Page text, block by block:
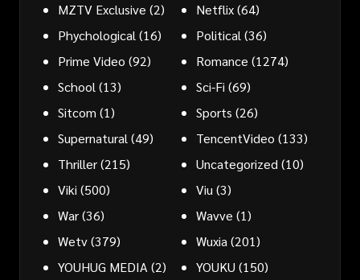
MZTV Exclusive (2) Netflix(64)
Phychological (16) Political (36)
Prime Video (92) Romance (1274)
School (13) Sci-Fi (69)
Sitcom (1) Sports (26)
Supernatural (49) TencentVideo (133)
Thriller(215) Uncategorized (10)
Viki (500) Viu (3)
War(36) Wavve (1)
Wetv(379) Wuxia (201)
YOUHUG MEDIA (2) YOUKU (150)